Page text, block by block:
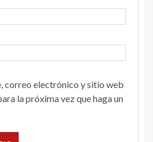
correo electrónico y sitio web
la próxima vez que haga un